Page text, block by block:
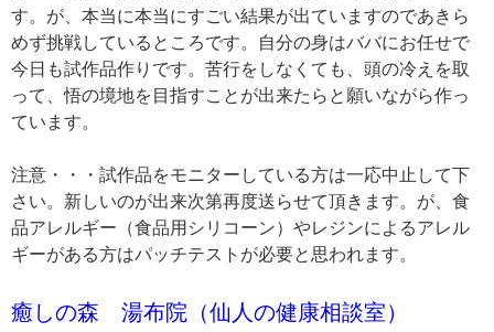
す。が、本当に本当にすごい結果が出ていますのであきら
めず挑戦しているところです。自分の身はババにお任せで
今日も試作品作りです。苦行をしなくても、頭の冷えを取
って、悟の境地を目指すことが出来たらと願いながら作っ
ています。
注意・・・試作品をモニターしている方は一応中止して下
さい。新しいのが出来次第再度送らせて頂きます。が、食
品アレルギー（食品用シリコーン）やレジンによるアレル
ギーがある方はパッチテストが必要と思われます。
癒しの森 湯布院（仙人の健康相談室）